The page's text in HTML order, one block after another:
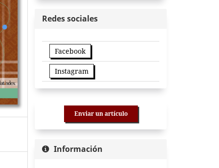
Redes sociales
Facebook
Instagram
Enviar un artículo
Información